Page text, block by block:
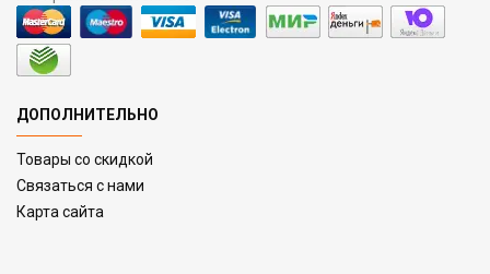
ДОПОЛНИТЕЛЬНО
Товары со скидкой
Связаться с нами
Карта сайта